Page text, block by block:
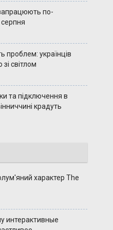
по-
проблем: українців
світлом
та підключення в
крадуть
характер The
интерактивные